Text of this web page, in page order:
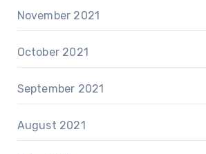
November 2021
October 2021
September 2021
August 2021